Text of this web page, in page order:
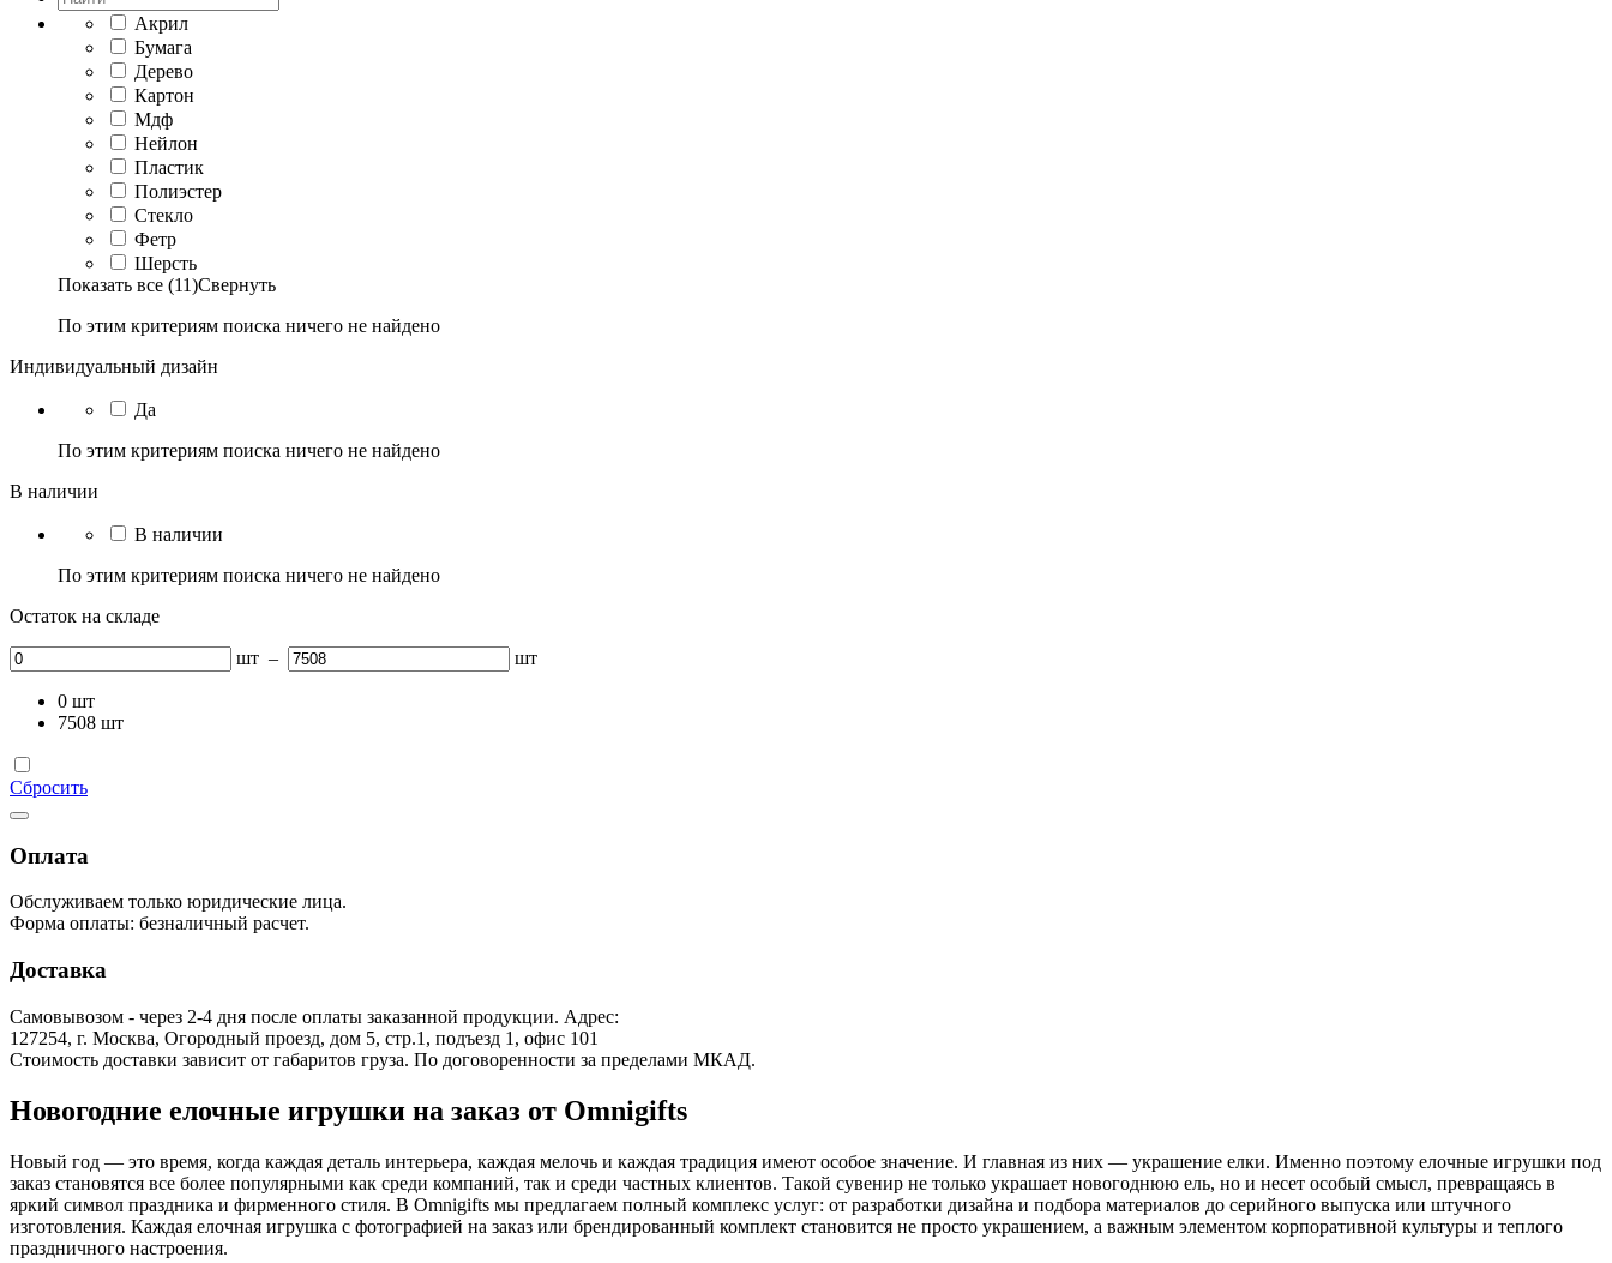
Акрил
Бумага
Дерево
Картон
Мдф
Нейлон
Пластик
Полиэстер
Стекло
Фетр
Шерсть
Показать все (11)Свернуть
По этим критериям поиска ничего не найдено
Индивидуальный дизайн
Да
По этим критериям поиска ничего не найдено
В наличии
В наличии
По этим критериям поиска ничего не найдено
Остаток на складе
шт – шт
0 шт
7508 шт
Сбросить
Оплата
Обслуживаем только юридические лица.
Форма оплаты: безналичный расчет.
Доставка
Самовывозом - через 2-4 дня после оплаты заказанной продукции. Адрес:
127254, г. Москва, Огородный проезд, дом 5, стр.1, подъезд 1, офис 101
Стоимость доставки зависит от габаритов груза. По договоренности за пределами МКАД.
Новогодние елочные игрушки на заказ от Omnigifts
Новый год — это время, когда каждая деталь интерьера, каждая мелочь и каждая традиция имеют особое значение. И главная из них — украшение елки. Именно поэтому елочные игрушки под
заказ становятся все более популярными как среди компаний, так и среди частных клиентов. Такой сувенир не только украшает новогоднюю ель, но и несет особый смысл, превращаясь в
яркий символ праздника и фирменного стиля. В Omnigifts мы предлагаем полный комплекс услуг: от разработки дизайна и подбора материалов до серийного выпуска или штучного
изготовления. Каждая елочная игрушка с фотографией на заказ или брендированный комплект становится не просто украшением, а важным элементом корпоративной культуры и теплого
праздничного настроения.